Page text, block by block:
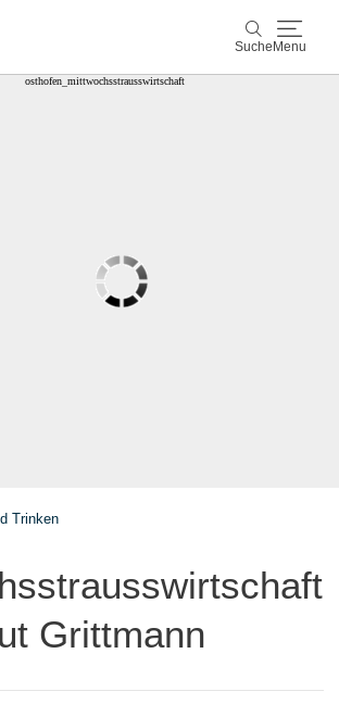
Suche Menu
Veranstaltungen
Trinken
Grittmann